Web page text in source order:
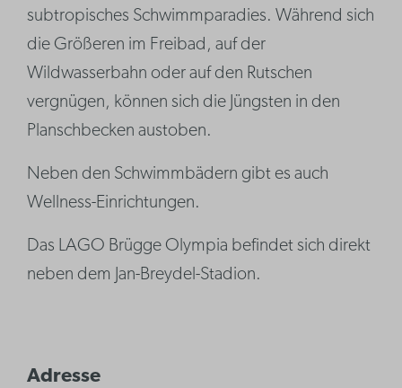
subtropisches Schwimmparadies. Während sich
die Größeren im Freibad, auf der
Wildwasserbahn oder auf den Rutschen
vergnügen, können sich die Jüngsten in den
Planschbecken austoben.
Neben den Schwimmbädern gibt es auch
Wellness-Einrichtungen.
Das LAGO Brügge Olympia befindet sich direkt
neben dem Jan-Breydel-Stadion.
Adresse